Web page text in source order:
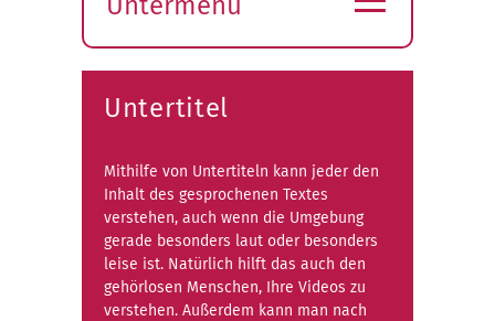
öffnen
Untertitel
Mithilfe von Untertiteln kann jeder den
Inhalt des gesprochenen Textes
verstehen, auch wenn die Umgebung
gerade besonders laut oder besonders
leise ist. Natürlich hilft das auch den
gehörlosen Menschen, Ihre Videos zu
verstehen. Außerdem kann man nach